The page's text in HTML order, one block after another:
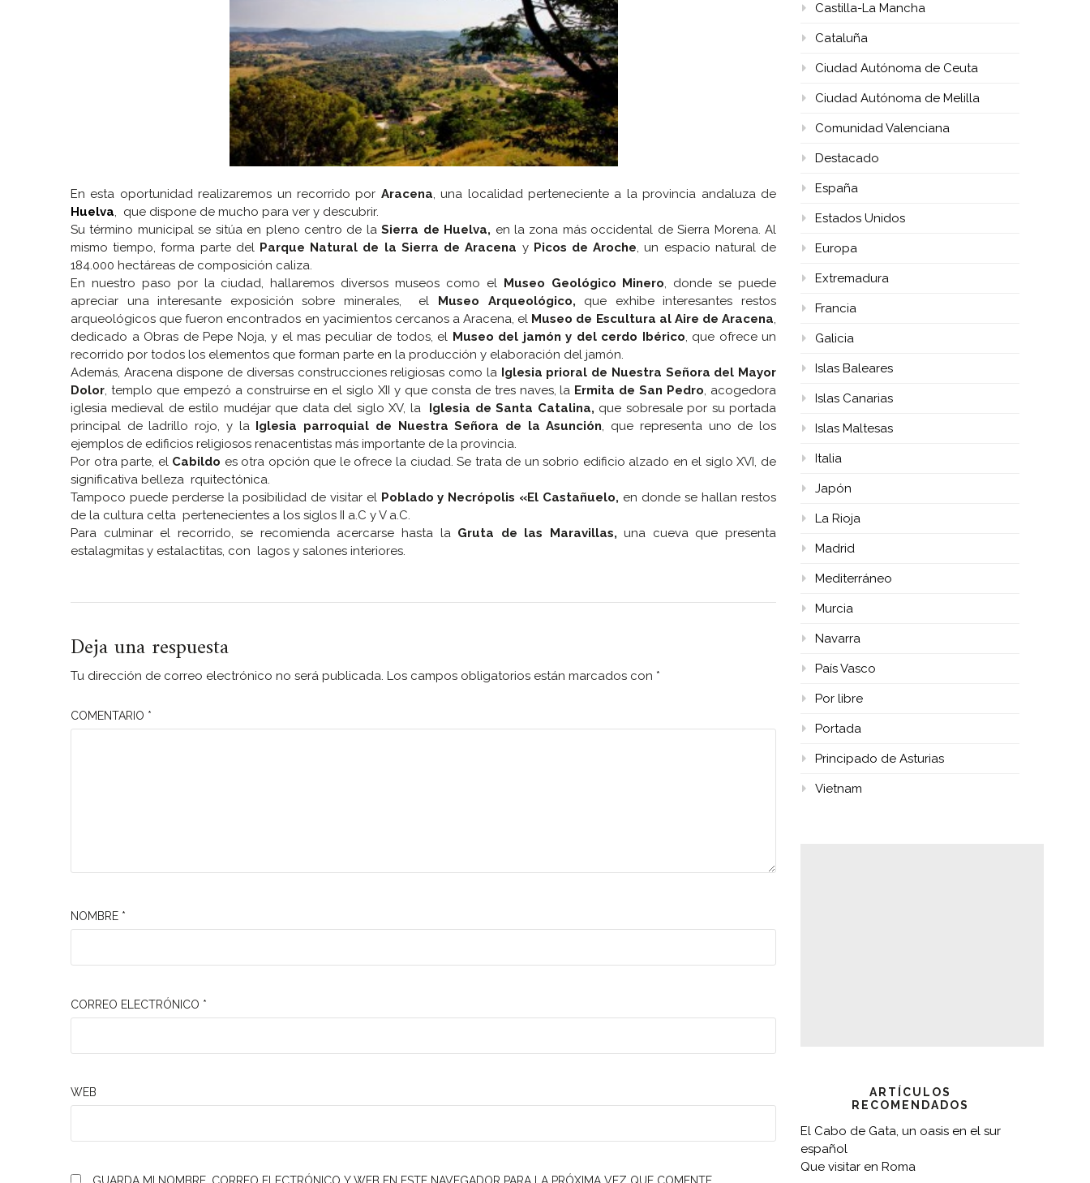
En esta oportunidad realizaremos un recorrido por Aracena, una localidad perteneciente a la provincia andaluza de
Huelva, que dispone de mucho para ver y descubrir.
Su término municipal se sitúa en pleno centro de laSierra de Huelva, en la zona más occidental de Sierra Morena. Al
mismo tiempo, forma parte del Parque Natural de la Sierra de Aracena y Picos de Aroche, un espacio natural de
184.000 hectáreas de composición caliza.
En nuestro paso por la ciudad, hallaremos diversos museos como el Museo Geológico Minero, donde se puede
apreciar una interesante exposición sobre minerales, el Museo Arqueológico, que exhibe interesantes restos
arqueológicos que fueron encontrados en yacimientos cercanos a Aracena, el Museo de Escultura al Aire de Aracena,
dedicado a Obras de Pepe Noja, y el mas peculiar de todos, el Museo del jamón y del cerdo Ibérico, que ofrece un
recorrido por todos los elementos que forman parte en la producción y elaboración del jamón.
Además, Aracena dispone de diversas construcciones religiosas como la Iglesia prioral de Nuestra Señora del Mayor
Dolor, templo que empezó a construirse en el siglo XII y que consta de tres naves, la Ermita de San Pedro, acogedora
iglesia medieval de estilo mudéjar que data del siglo XV, la Iglesia de Santa Catalina, que sobresale por su portada
principal de ladrillo rojo, y la Iglesia parroquial de Nuestra Señora de la Asunción, que representa uno de los
ejemplos de edificios religiosos renacentistas más importante de la provincia.
Por otra parte, el Cabildo es otra opción que le ofrece la ciudad. Se trata de un sobrio edificio alzado en el siglo XVI, de
significativa belleza rquitectónica.
Tampoco puede perderse la posibilidad de visitar el Poblado y Necrópolis «El Castañuelo, en donde se hallan restos
de la cultura celta pertenecientes a los siglos II a.C y V a.C.
Para culminar el recorrido, se recomienda acercarse hasta la Gruta de las Maravillas, una cueva que presenta
estalagmitas y estalactitas, con lagos y salones interiores.
Deja una respuesta
Tu dirección de correo electrónico no será publicada. Los campos obligatorios están marcados con *
COMENTARIO *
NOMBRE *
CORREO ELECTRÓNICO *
WEB
Castilla-La Mancha
Cataluña
Ciudad Autónoma de Ceuta
Ciudad Autónoma de Melilla
Comunidad Valenciana
Destacado
España
Estados Unidos
Europa
Extremadura
Francia
Galicia
Islas Baleares
Islas Canarias
Islas Maltesas
Italia
Japón
La Rioja
Madrid
Mediterráneo
Murcia
Navarra
País Vasco
Por libre
Portada
Principado de Asturias
Vietnam
ARTÍCULOS
RECOMENDADOS
El Cabo de Gata, un oasis en el sur
español
Que visitar en Roma